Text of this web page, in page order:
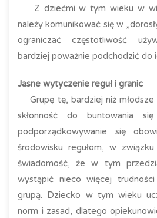
Z dziećmi w tym wieku w
należy komunikować się w
ograniczać częstotliwość
bardziej poważnie podchodzić do
Jasne wytyczenie reguł i granic
Grupę tę, bardziej niż młodsze
skłonność do buntowania
podporządkowywanie się
środowisku regułom, w
świadomość, że w tym
wystąpić nieco więcej
grupą. Dziecko w tym wieku
norm i zasad, dlatego